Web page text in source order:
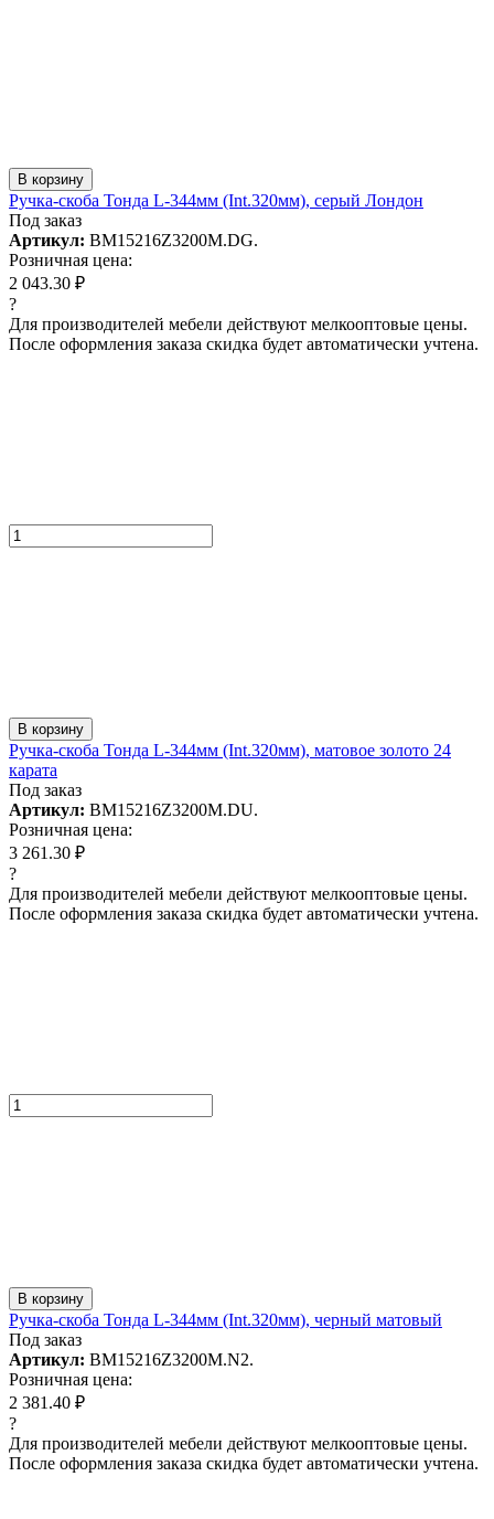
В корзину
Ручка-скоба Тонда L-344мм (Int.320мм), серый Лондон
Под заказ
Артикул: BM15216Z3200M.DG.
Розничная цена:
2 043.30 ₽
?
Для производителей мебели действуют мелкооптовые цены.
После оформления заказа скидка будет автоматически учтена.
В корзину
Ручка-скоба Тонда L-344мм (Int.320мм), матовое золото 24
карата
Под заказ
Артикул: BM15216Z3200M.DU.
Розничная цена:
3 261.30 ₽
?
Для производителей мебели действуют мелкооптовые цены.
После оформления заказа скидка будет автоматически учтена.
В корзину
Ручка-скоба Тонда L-344мм (Int.320мм), черный матовый
Под заказ
Артикул: BM15216Z3200M.N2.
Розничная цена:
2 381.40 ₽
?
Для производителей мебели действуют мелкооптовые цены.
После оформления заказа скидка будет автоматически учтена.